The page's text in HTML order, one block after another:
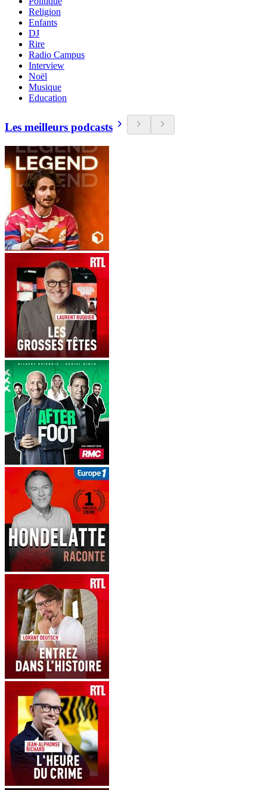
Religion
Enfants
DJ
Rire
Radio Campus
Interview
Noël
Musique
Education
Les meilleurs podcasts